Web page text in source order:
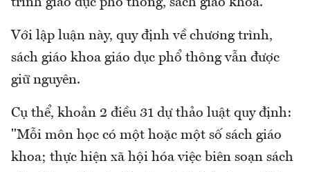
trình giáo dục phổ thông, sách giáo khoa.
Với lập luận này, quy định về chương trình,
sách giáo khoa giáo dục phổ thông vẫn được
giữ nguyên.
Cụ thể, khoản 2 điều 31 dự thảo luật quy định:
"Mỗi môn học có một hoặc một số sách giáo
khoa; thực hiện xã hội hóa việc biên soạn sách